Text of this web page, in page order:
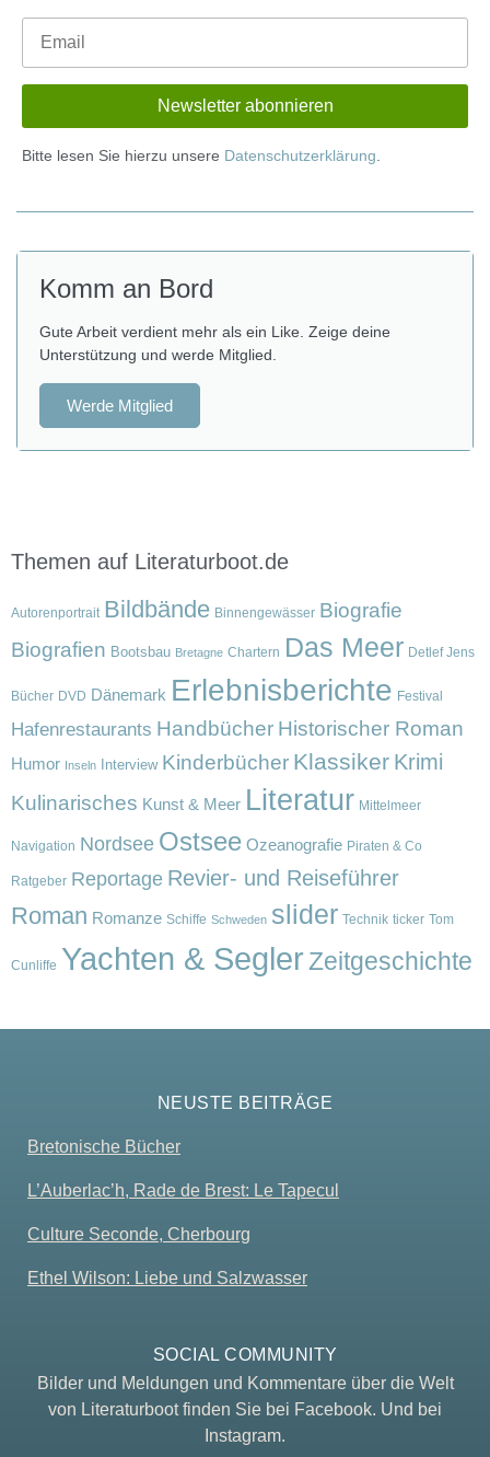
Bitte lesen Sie hierzu unsere Datenschutzerklärung
Komm an Bord
Gute Arbeit verdient mehr als ein Like. Zeige deine
Unterstützung und werde Mitglied.
Werde Mitglied
Themen auf Literaturboot.de
Autorenportrait Bildbände Binnengewässer Biografie
Biografien Bootsbau Bretagne Chartern Das Meer Detlef Jens
Bücher DVD Dänemark Erlebnisberichte Festival
Hafenrestaurants Handbücher Historischer Roman
Humor Inseln Interview Kinderbücher Klassiker Krimi
Kulinarisches Kunst & Meer Literatur Mittelmeer
Navigation Nordsee Ostsee Ozeanografie Piraten & Co
Ratgeber Reportage Revier- und Reiseführer
Roman Romanze Schiffe Schweden slider Technik ticker Tom
Cunliffe Yachten & SeglerZeitgeschichte
NEUSTE BEITRÄGE
Bretonische Bücher
L’Auberlac’h, Rade de Brest: Le Tapecul
Culture Seconde, Cherbourg
Ethel Wilson: Liebe und Salzwasser
SOCIAL COMMUNITY
Bilder und Meldungen und Kommentare über die Welt
von Literaturboot finden Sie bei Facebook. Und bei
Instagram.